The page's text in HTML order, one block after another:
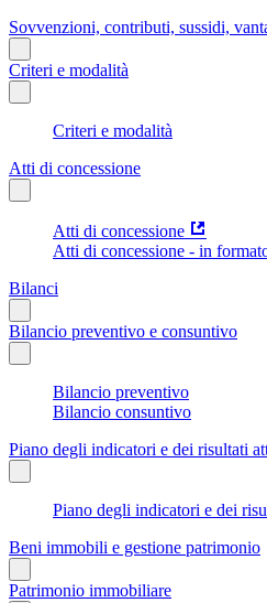
Sovvenzioni, contributi, sussidi,
Criteri e modalità
Criteri e modalità
Atti di concessione
Atti di concessione
Atti di concessione - in
Bilanci
Bilancio preventivo e consuntivo
Bilancio preventivo
Bilancio consuntivo
Piano degli indicatori e dei risultati
Piano degli indicatori e dei
Beni immobili e gestione patrimonio
Patrimonio immobiliare